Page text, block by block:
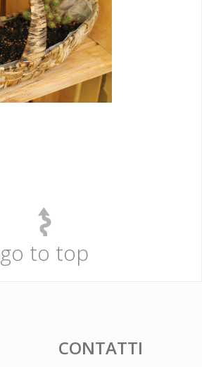
go to top
CONTATTI